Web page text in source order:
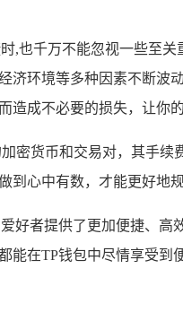
,也千万不能忽视一些至
济环境等多种因素不断
成不必要的损失，让你
密货币和交易对，其手
心中有数，才能更好地
好者提供了更加便捷、
在TP钱包中尽情享受到